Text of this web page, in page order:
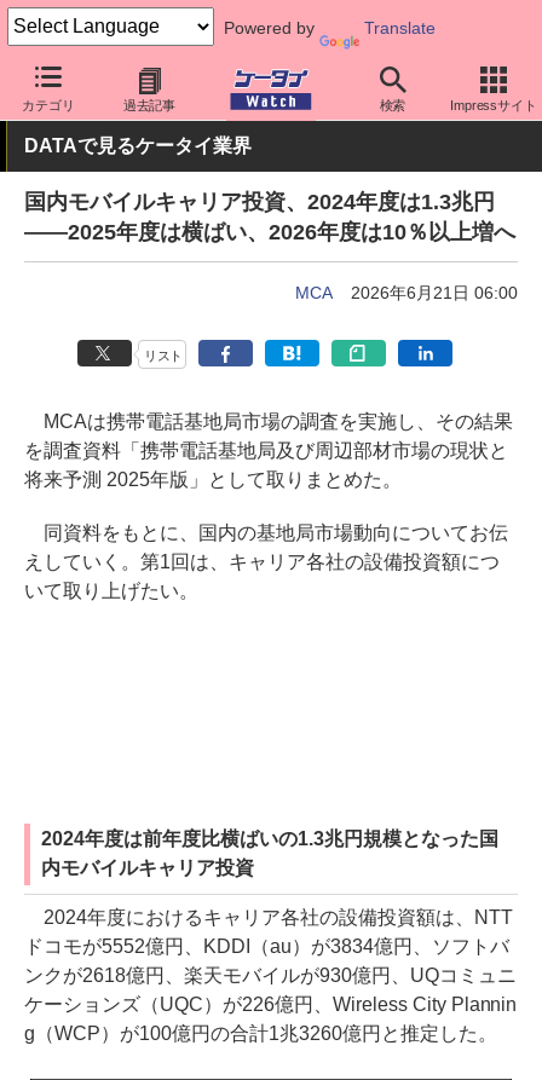
Powered by Translate
カテゴリ 過去記事 検索 Impressサイト
ケータイ Watch 業界動向 調査
DATAで見るケータイ業界
国内モバイルキャリア投資、2024年度は1.3兆円
――2025年度は横ばい、2026年度は10％以上増へ
MCA 2026年6月21日 06:00
リスト
MCAは携帯電話基地局市場の調査を実施し、その結果
を調査資料「携帯電話基地局及び周辺部材市場の現状と
将来予測 2025年版」として取りまとめた。
同資料をもとに、国内の基地局市場動向についてお伝
えしていく。第1回は、キャリア各社の設備投資額につ
いて取り上げたい。
2024年度は前年度比横ばいの1.3兆円規模となった国
内モバイルキャリア投資
2024年度におけるキャリア各社の設備投資額は、NTT
ドコモが5552億円、KDDI（au）が3834億円、ソフトバ
ンクが2618億円、楽天モバイルが930億円、UQコミュニ
ケーションズ（UQC）が226億円、Wireless City Plannin
g（WCP）が100億円の合計1兆3260億円と推定した。